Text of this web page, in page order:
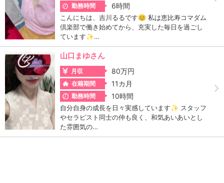
勤務時間 6時間
こんにちは、吉川るるです😊 私は恵比寿コマダム
倶楽部で働き始めてから、充実した毎日を過ごし
ています✨…
山口まゆさん
月収 80万円
在籍期間 11カ月
勤務時間 10時間
自分自身の成長を日々実感しています✨ スタッフ
やセラピスト同士の仲も良く、和気あいあいとし
た雰囲気の…